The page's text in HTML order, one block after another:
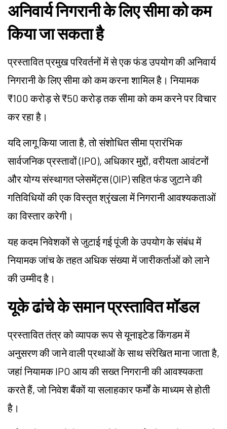
अनिवार्य निगरानी के लिए सीमा को कम
किया जा सकता है
प्रस्तावित प्रमुख परिवर्तनों में से एक फंड उपयोग की अनिवार्य
निगरानी के लिए सीमा को कम करना शामिल है। नियामक
₹100 करोड़ से ₹50 करोड़ तक सीमा को कम करने पर विचार
कर रहा है।
यदि लागू किया जाता है, तो संशोधित सीमा प्रारंभिक
सार्वजनिक प्रस्तावों (IPO), अधिकार मुद्दों, वरीयता आवंटनों
और योग्य संस्थागत प्लेसमेंट्स (QIP) सहित फंड जुटाने की
गतिविधियों की एक विस्तृत श्रृंखला में निगरानी आवश्यकताओं
का विस्तार करेगी।
यह कदम निवेशकों से जुटाई गई पूंजी के उपयोग के संबंध में
नियामक जांच के तहत अधिक संख्या में जारीकर्ताओं को लाने
की उम्मीद है।
यूके ढांचे के समान प्रस्तावित मॉडल
प्रस्तावित तंत्र को व्यापक रूप से यूनाइटेड किंगडम में
अनुसरण की जाने वाली प्रथाओं के साथ संरेखित माना जाता है,
जहां नियामक IPO आय की सख्त निगरानी की आवश्यकता
करते हैं, जो निवेश बैंकों या सलाहकार फर्मों के माध्यम से होती
है।